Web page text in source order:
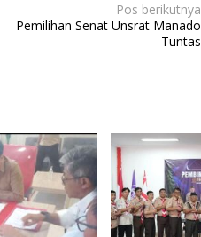
Pos berikutnya
Pemilihan Senat Unsrat Manado
Tuntas